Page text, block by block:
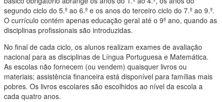
segundo ciclo do 5.º ao 6.º e os anos do terceiro ciclo do 7.º ao 9.º.
O currículo contém apenas educação geral até o 9º ano, quando as
disciplinas profissionais são introduzidas.
No final de cada ciclo, os alunos realizam exames de avaliação
nacional para as disciplinas de Língua Portuguesa e Matemática.
As escolas não fornecem (ou vendem) quaisquer livros ou
materiais; assistência financeira está disponível para famílias mais
pobres. Os livros escolares são escolhidos ao nível da escola a
cada quatro anos.